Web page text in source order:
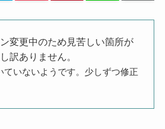
変更中のため見苦しい箇所が
訳ありません。
ていないようです。少しずつ修正